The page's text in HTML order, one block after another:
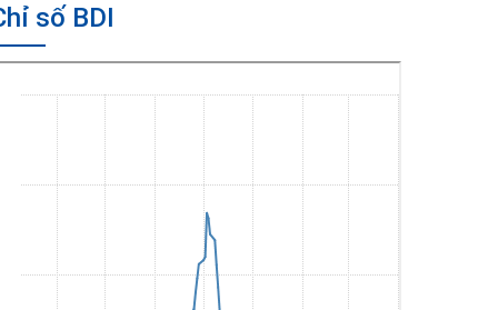
số BDI